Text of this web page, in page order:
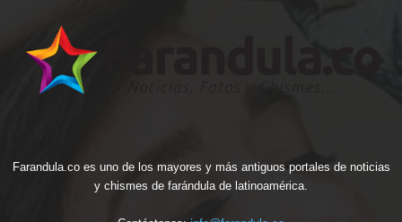
Farandula.co es uno de los mayores y más antiguos portales de noticias
y chismes de farándula de latinoamérica.